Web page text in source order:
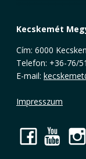
Kecskemét
Cím: 6000
Telefon: +36-76/
E-mail:
Impresszum